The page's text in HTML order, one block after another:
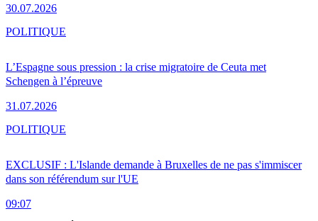
30.07.2026
L’Espagne sous pression : la crise migratoire de Ceuta met
Schengen à l’épreuve
31.07.2026
POLITIQUE
EXCLUSIF : L'Islande demande à Bruxelles de ne pas s'immiscer
dans son référendum sur l'UE
09:07
POLITIQUE